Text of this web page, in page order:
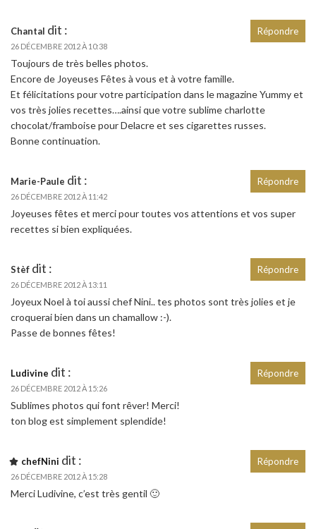
Chantal dit :
26 DÉCEMBRE 2012 À 10:38
Toujours de très belles photos.
Encore de Joyeuses Fêtes à vous et à votre famille.
Et félicitations pour votre participation dans le magazine Yummy et
vos très jolies recettes….ainsi que votre sublime charlotte
chocolat/framboise pour Delacre et ses cigarettes russes.
Bonne continuation.
Répondre
Marie-Paule dit :
26 DÉCEMBRE 2012 À 11:42
Joyeuses fêtes et merci pour toutes vos attentions et vos super
recettes si bien expliquées.
Répondre
Stèf dit :
26 DÉCEMBRE 2012 À 13:11
Joyeux Noel à toi aussi chef Nini.. tes photos sont très jolies et je
croquerai bien dans un chamallow :-).
Passe de bonnes fêtes!
Répondre
Ludivine dit :
26 DÉCEMBRE 2012 À 15:26
Sublimes photos qui font rêver! Merci!
ton blog est simplement splendide!
Répondre
chefNini dit :
26 DÉCEMBRE 2012 À 15:28
Merci Ludivine, c’est très gentil 🙂
Répondre